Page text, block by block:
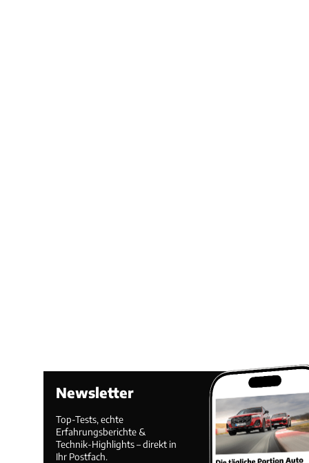
Newsletter
Top-Tests, echte
Erfahrungsberichte &
Technik-Highlights – direkt in
Ihr Postfach.